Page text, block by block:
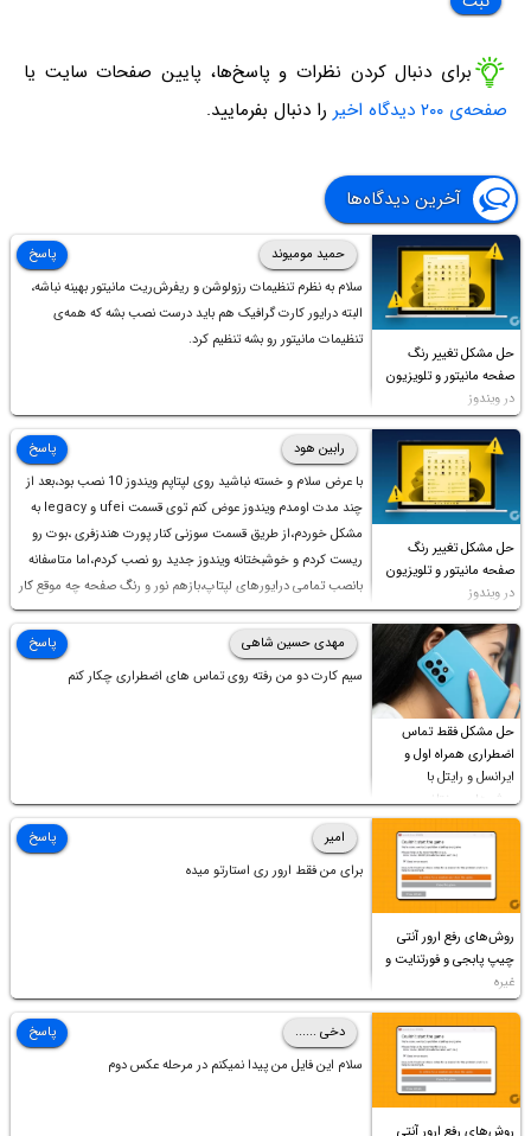
برای دنبال کردن نظرات و پاسخ‌ها، پایین صفحات سایت یا
صفحه‌ی ۲۰۰ دیدگاه اخیر
را دنبال بفرمایید.
آخرین دیدگاه‌ها
حل مشکل تغییر رنگ
صفحه مانیتور و تلویزیون
در ویندوز
حمید مومیوند
سلام به نظرم تنظیمات رزولوشن و ریفرش‌ریت مانیتور بهینه نباشه،
البته درایور کارت گرافیک هم باید درست نصب بشه که همه‌ی
تنظیمات مانیتور رو بشه تنظیم کرد.
پاسخ
حل مشکل تغییر رنگ
صفحه مانیتور و تلویزیون
در ویندوز
رابین هود
با عرض سلام و خسته نباشید روی لپتاپم ویندوز 10 نصب بود،بعد از
چند مدت اومدم ویندوز عوض کنم توی قسمت ufei و legacy به
مشکل خوردم،از طریق قسمت سوزنی کنار پورت هندزفری ،بوت رو
ریست کردم و خوشبختانه ویندوز جدید رو نصب کردم،اما متاسفانه
بانصب تمامی درایورهای لپتاپ،بازهم نور و رنگ صفحه چه موقع کار
چه موقع پخش فیلم مثل سابق نیست(نور زیاده و بی کیفیت)،با
ابدیت کردن کارت گرافیک،کالیبره کردن و غیره هم نور و رنگ درست
نشد (انگار تصویر ماته)، خواهشمند است راهنمایی فرمایید باتشکر
پاسخ
حل مشکل فقط تماس
اضطراری همراه اول و
ایرانسل و رایتل با
روش‌های مختلف
مهدی حسین شاهی
سیم کارت دو من رفته روی تماس های اضطراری چکار کنم
پاسخ
روش‌های رفع ارور آنتی
چیپ پابجی و فورتنایت و
غیره
امیر
برای من فقط ارور ری استارتو میده
پاسخ
روش‌های رفع ارور آنتی
دخی ......
سلام این فایل من پیدا نمیکنم در مرحله عکس دوم
پاسخ